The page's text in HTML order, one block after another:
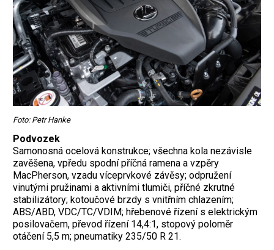
Foto: Petr Hanke
Podvozek
Samonosná ocelová konstrukce; všechna kola nezávisle
zavěšena, vpředu spodní příčná ramena a vzpěry
MacPherson, vzadu víceprvkové závěsy; odpružení
vinutými pružinami a aktivními tlumiči, příčné zkrutné
stabilizátory; kotoučové brzdy s vnitřním chlazením;
ABS/ABD, VDC/TC/VDIM; hřebenové řízení s elektrickým
posilovačem, převod řízení 14,4:1, stopový poloměr
otáčení 5,5 m; pneumatiky 235/50 R 21.